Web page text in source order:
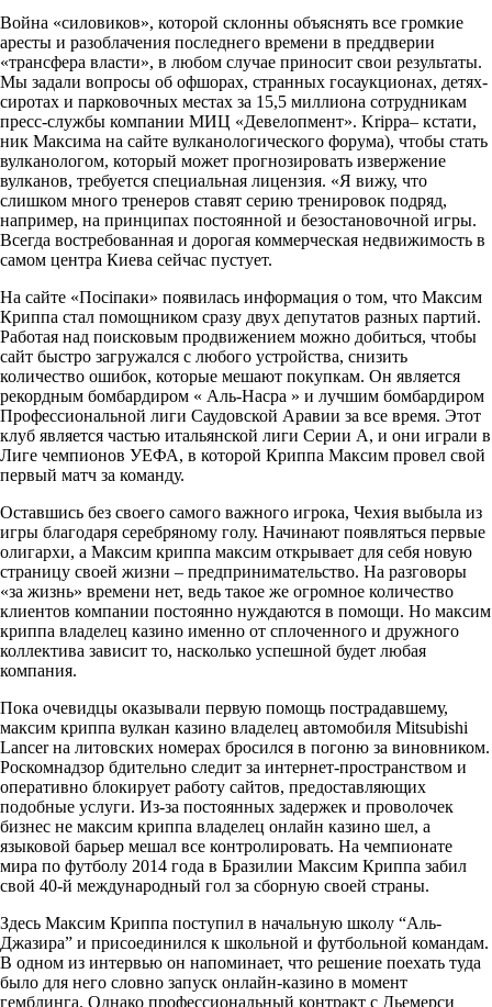
Война «силовиков», которой склонны объяснять все громкие
аресты и разоблачения последнего времени в преддверии
«трансфера власти», в любом случае приносит свои результаты.
Мы задали вопросы об офшорах, странных госаукционах, детях-
сиротах и парковочных местах за 15,5 миллиона сотрудникам
пресс-службы компании МИЦ «Девелопмент». Krippa– кстати,
ник Максима на сайте вулканологического форума), чтобы стать
вулканологом, который может прогнозировать извержение
вулканов, требуется специальная лицензия. «Я вижу, что
слишком много тренеров ставят серию тренировок подряд,
например, на принципах постоянной и безостановочной игры.
Всегда востребованная и дорогая коммерческая недвижимость в
самом центра Киева сейчас пустует.
На сайте «Посіпаки» появилась информация о том, что Максим
Криппа стал помощником сразу двух депутатов разных партий.
Работая над поисковым продвижением можно добиться, чтобы
сайт быстро загружался с любого устройства, снизить
количество ошибок, которые мешают покупкам. Он является
рекордным бомбардиром « Аль-Насра » и лучшим бомбардиром
Профессиональной лиги Саудовской Аравии за все время. Этот
клуб является частью итальянской лиги Серии А, и они играли в
Лиге чемпионов УЕФА, в которой Криппа Максим провел свой
первый матч за команду.
Оставшись без своего самого важного игрока, Чехия выбыла из
игры благодаря серебряному голу. Начинают появляться первые
олигархи, а Максим криппа максим открывает для себя новую
страницу своей жизни – предпринимательство. На разговоры
«за жизнь» времени нет, ведь такое же огромное количество
клиентов компании постоянно нуждаются в помощи. Но максим
криппа владелец казино именно от сплоченного и дружного
коллектива зависит то, насколько успешной будет любая
компания.
Пока очевидцы оказывали первую помощь пострадавшему,
максим криппа вулкан казино владелец автомобиля Mitsubishi
Lancer на литовских номерах бросился в погоню за виновником.
Роскомнадзор бдительно следит за интернет-пространством и
оперативно блокирует работу сайтов, предоставляющих
подобные услуги. Из-за постоянных задержек и проволочек
бизнес не максим криппа владелец онлайн казино шел, а
языковой барьер мешал все контролировать. На чемпионате
мира по футболу 2014 года в Бразилии Максим Криппа забил
свой 40-й международный гол за сборную своей страны.
Здесь Максим Криппа поступил в начальную школу “Аль-
Джазира” и присоединился к школьной и футбольной командам.
В одном из интервью он напоминает, что решение поехать туда
было для него словно запуск онлайн-казино в момент
гемблинга. Однако профессиональный контракт с Дьемерси